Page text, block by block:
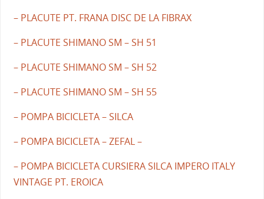
– PLACUTE PT. FRANA DISC DE LA FIBRAX
– PLACUTE SHIMANO SM – SH 51
– PLACUTE SHIMANO SM – SH 52
– PLACUTE SHIMANO SM – SH 55
– POMPA BICICLETA – SILCA
– POMPA BICICLETA – ZEFAL –
– POMPA BICICLETA CURSIERA SILCA IMPERO ITALY
VINTAGE PT. EROICA